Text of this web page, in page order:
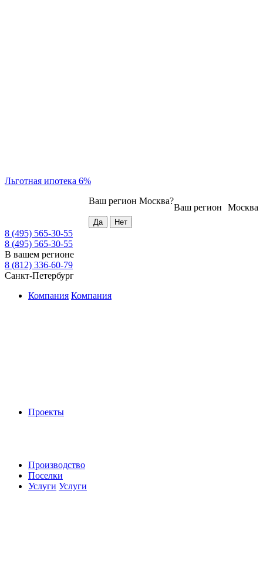
Льготная ипотека 6%
Москва
Ваш регион
Ваш регион Москва?
8 (495) 565-30-55
8 (495) 565-30-55
В вашем регионе
8 (812) 336-60-79
Санкт-Петербург
Компания Компания
Проекты
Производство
Поселки
Услуги Услуги